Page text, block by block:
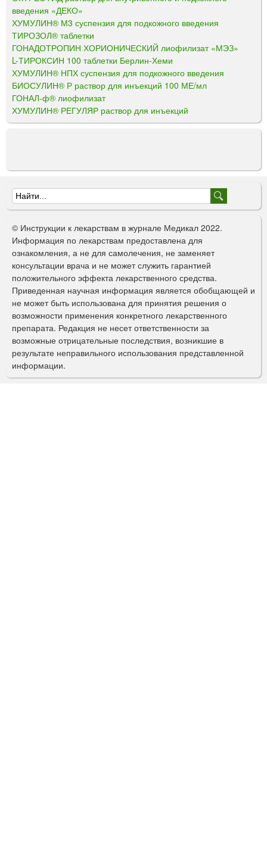
введения «ДЕКО»
ХУМУЛИН® М3 суспензия для подкожного введения
ТИРОЗОЛ® таблетки
ГОНАДОТРОПИН ХОРИОНИЧЕСКИЙ лиофилизат «МЭЗ»
L-ТИРОКСИН 100 таблетки Берлин-Хеми
ХУМУЛИН® НПХ суспензия для подкожного введения
БИОСУЛИН® Р раствор для инъекций 100 МЕ/мл
ГОНАЛ-ф® лиофилизат
ХУМУЛИН® РЕГУЛЯР раствор для инъекций
Ф
о
р
м
а
п
о
и
с
к
© Инструкции к лекарствам в журнале Медикал 2022.
Информация по лекарствам предоставлена для
ознакомления, а не для самолечения, не заменяет
консультации врача и не может служить гарантией
положительного эффекта лекарственного средства.
Приведенная научная информация является обобщающей и
не может быть использована для принятия решения о
возможности применения конкретного лекарственного
препарата. Редакция не несет ответственности за
возможные отрицательные последствия, возникшие в
результате неправильного использования представленной
информации.